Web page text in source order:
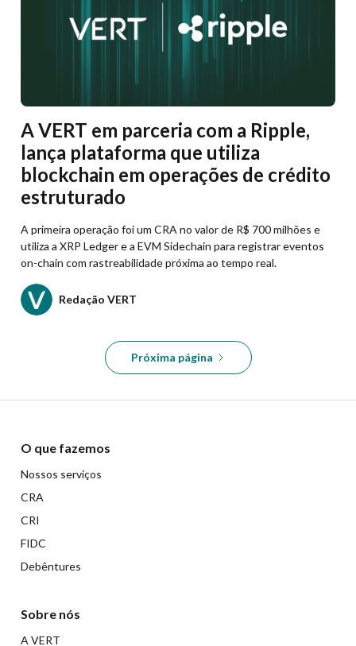
A VERT em parceria com a Ripple,
lança plataforma que utiliza
blockchain em operações de crédito
estruturado
A primeira operação foi um CRA no valor de R$ 700 milhões e
utiliza a XRP Ledger e a EVM Sidechain para registrar eventos
on-chain com rastreabilidade próxima ao tempo real.
Redação VERT
Próxima página
O que fazemos
Nossos serviços
CRA
CRI
FIDC
Debêntures
Sobre nós
A VERT